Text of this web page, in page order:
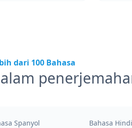
dari 100 Bahasa
Spanyol Bahasa Hindi